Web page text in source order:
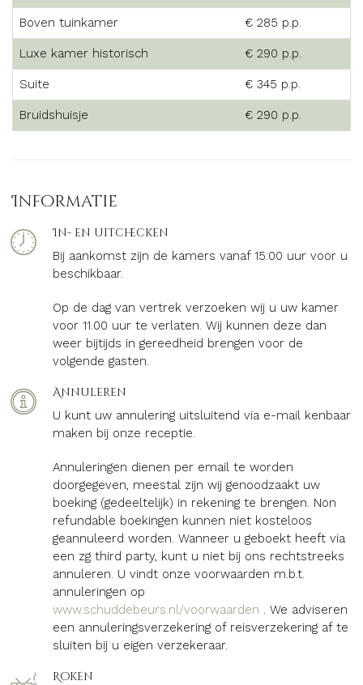
Boven tuinkamer € 285 p.p.
Luxe kamer historisch € 290 p.p.
Suite € 345 p.p.
Bruidshuisje € 290 p.p.
Informatie
In- en uitchecken
Bij aankomst zijn de kamers vanaf 15:00 uur voor u
beschikbaar.
Op de dag van vertrek verzoeken wij u uw kamer
voor 11.00 uur te verlaten. Wij kunnen deze dan
weer bijtijds in gereedheid brengen voor de
volgende gasten.
Annuleren
U kunt uw annulering uitsluitend via e-mail kenbaar
maken bij onze receptie.
Annuleringen dienen per email te worden
doorgegeven, meestal zijn wij genoodzaakt uw
boeking (gedeeltelijk) in rekening te brengen. Non
refundable boekingen kunnen niet kosteloos
geannuleerd worden. Wanneer u geboekt heeft via
een zg third party, kunt u niet bij ons rechtstreeks
annuleren. U vindt onze voorwaarden m.b.t.
annuleringen op
www.schuddebeurs.nl/voorwaarden . We adviseren
een annuleringsverzekering of reisverzekering af te
sluiten bij u eigen verzekeraar.
Roken